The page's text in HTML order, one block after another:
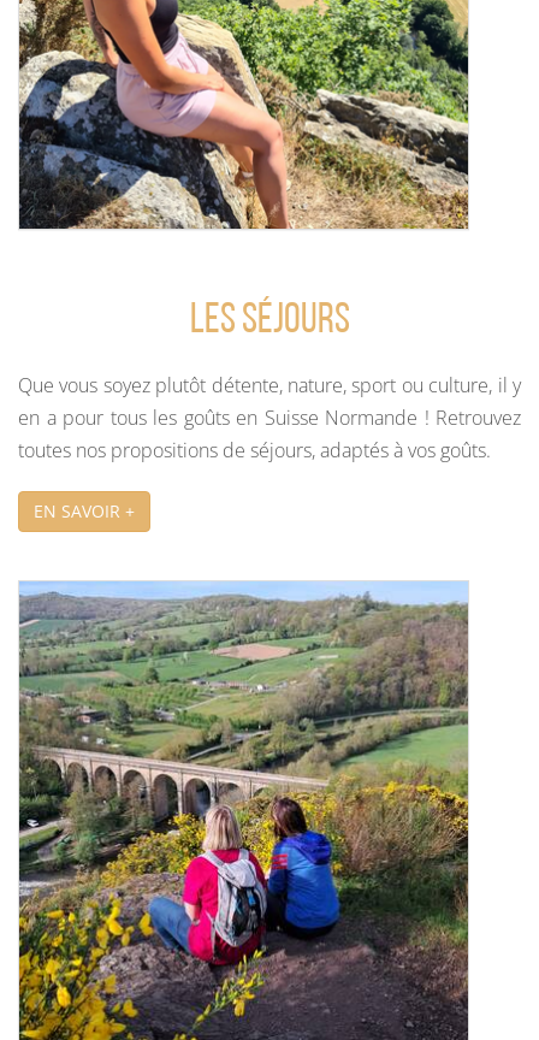
Les séjours
Que vous soyez plutôt détente, nature, sport ou culture, il y
en a pour tous les goûts en Suisse Normande ! Retrouvez
toutes nos propositions de séjours, adaptés à vos goûts.
EN SAVOIR +